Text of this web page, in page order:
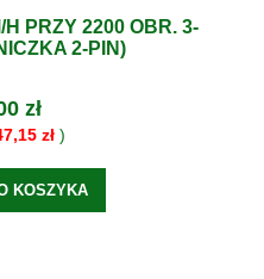
PRZY 2200 OBR. 3-
2-PIN)
zł
zł)
KOSZYKA